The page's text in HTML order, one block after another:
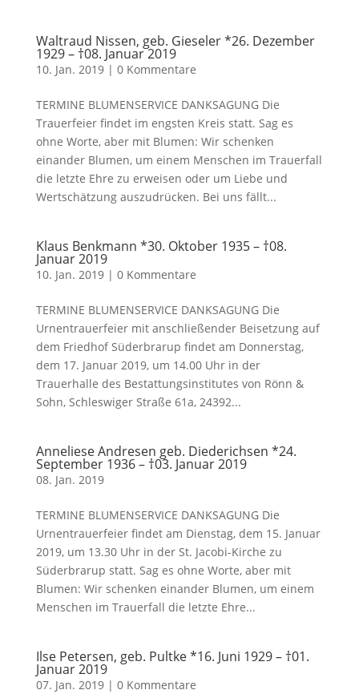
Waltraud Nissen, geb. Gieseler *26. Dezember
1929 – †08. Januar 2019
10. Jan. 2019| 0 Kommentare
TERMINE BLUMENSERVICE DANKSAGUNG Die
Trauerfeier findet im engsten Kreis statt. Sag es
ohne Worte, aber mit Blumen: Wir schenken
einander Blumen, um einem Menschen im Trauerfall
die letzte Ehre zu erweisen oder um Liebe und
Wertschätzung auszudrücken. Bei uns fällt...
Klaus Benkmann *30. Oktober 1935 – †08.
Januar 2019
10. Jan. 2019| 0 Kommentare
TERMINE BLUMENSERVICE DANKSAGUNG Die
Urnentrauerfeier mit anschließender Beisetzung auf
dem Friedhof Süderbrarup findet am Donnerstag,
dem 17. Januar 2019, um 14.00 Uhr in der
Trauerhalle des Bestattungsinstitutes von Rönn &
Sohn, Schleswiger Straße 61a, 24392...
Anneliese Andresen geb. Diederichsen *24.
September 1936 – †03. Januar 2019
08. Jan. 2019
TERMINE BLUMENSERVICE DANKSAGUNG Die
Urnentrauerfeier findet am Dienstag, dem 15. Januar
2019, um 13.30 Uhr in der St. Jacobi-Kirche zu
Süderbrarup statt. Sag es ohne Worte, aber mit
Blumen: Wir schenken einander Blumen, um einem
Menschen im Trauerfall die letzte Ehre...
Ilse Petersen, geb. Pultke *16. Juni 1929 – †01.
Januar 2019
07. Jan. 2019| 0 Kommentare